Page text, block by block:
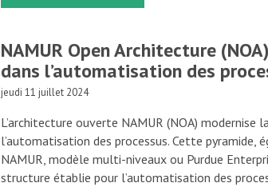
NAMUR Open Architecture
dans l’automatisation des
jeudi 11 juillet 2024
L’architecture ouverte NAMUR (NOA) modernise
l’automatisation des processus. Cette pyramide,
NAMUR, modèle multi-niveaux ou Purdue
structure établie pour l’automatisation des